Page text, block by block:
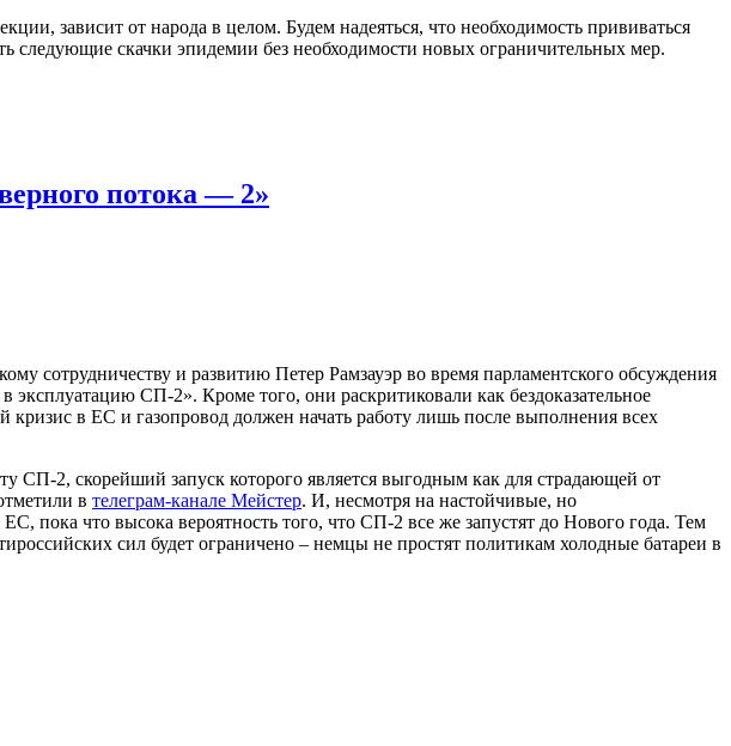
зависит от народа в целом. Будем надеяться, что необходимость прививаться
следующие скачки эпидемии без необходимости новых ограничительных мер.
потока — 2»
сотрудничеству и развитию Петер Рамзауэр во время парламентского обсуждения
СП-2». Кроме того, они раскритиковали как бездоказательное
кризис в ЕС и газопровод должен начать работу лишь после выполнения всех
СП-2, скорейший запуск которого является выгодным как для страдающей от
в телеграм-канале Мейстер. И, несмотря на настойчивые, но
пока что высока вероятность того, что СП-2 все же запустят до Нового года. Тем
сил будет ограничено – немцы не простят политикам холодные батареи в